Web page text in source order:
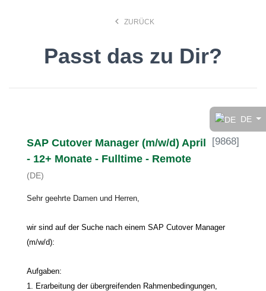
DE
Finde den Job, der Dir
search
Deutsch
keyboard_arrow_left ZURÜCK
Passt das zu Dir?
SAP Cutover Manager (m/w/d) April
- 12+ Monate - Fulltime - Remote
(DE)
[9868]
Sehr geehrte Damen und Herren,
wir sind auf der Suche nach einem SAP Cutover Manager
(m/w/d):
Aufgaben:
1. Erarbeitung der übergreifenden Rahmenbedingungen,